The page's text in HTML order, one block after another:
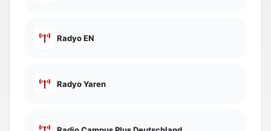
Radyo EN
Radyo Yaren